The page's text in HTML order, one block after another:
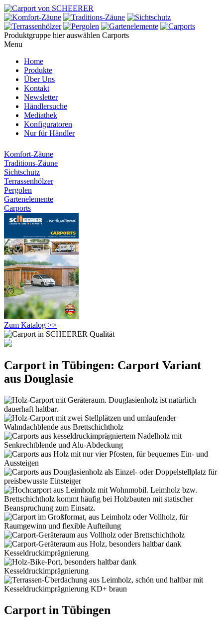
Produktgruppe hier auswählen Carports
Menu
Home
Produkte
Über Uns
Kontakt
Newsletter
Händlersuche
Mediathek
Konfiguratoren
Nur für Händler
Komfort-Zäune
Traditions-Zäune
Sichtschutz
Terrassenhölzer
Pergolen
Gartenelemente
Carports
Zum Katalog >>
Carport in Tübingen: Carport Variant
aus Douglasie
Carport in Tübingen